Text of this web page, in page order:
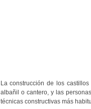
La construcción de los
albañil o cantero, y las
técnicas constructivas más